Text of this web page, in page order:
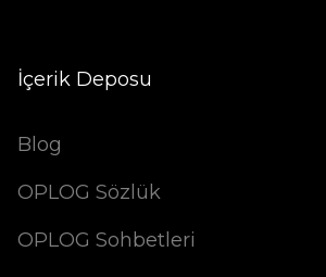
İçerik Deposu
Blog
OPLOG Sözlük
OPLOG Sohbetleri